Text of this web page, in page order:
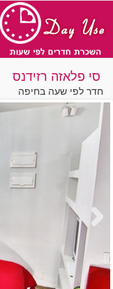
סי פלאזה רזידנס
חדר לפי שעה בחיפה
Next